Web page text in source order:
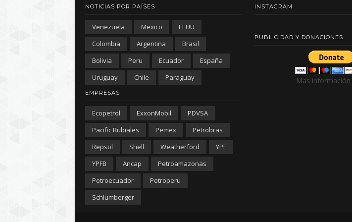
NOTICIAS POR PAÍSES
Venezuela Mexico
EEUU
Colombia
Argentina
Brasil
Bolivia
Peru Ecuador
España
Uruguay
Chile Paraguay
EMPRESAS
Ecopetrol ExxonMobil
PDVSA
Pacific Rubiales
Pemex
Petrobras
Repsol
Shell Weatherford
YPF
YPFB
Ancap
Petroamazonas
Petroecuador
Petroperu
Schlumberger
INSTAGRAM
PUBLICIDAD Y DONACIONES
Mas información